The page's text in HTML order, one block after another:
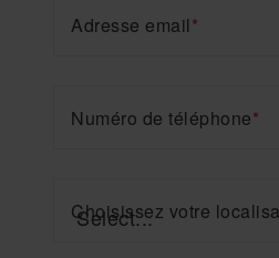
*
Adresse email
*
Numéro de téléphone
Choisissez votre